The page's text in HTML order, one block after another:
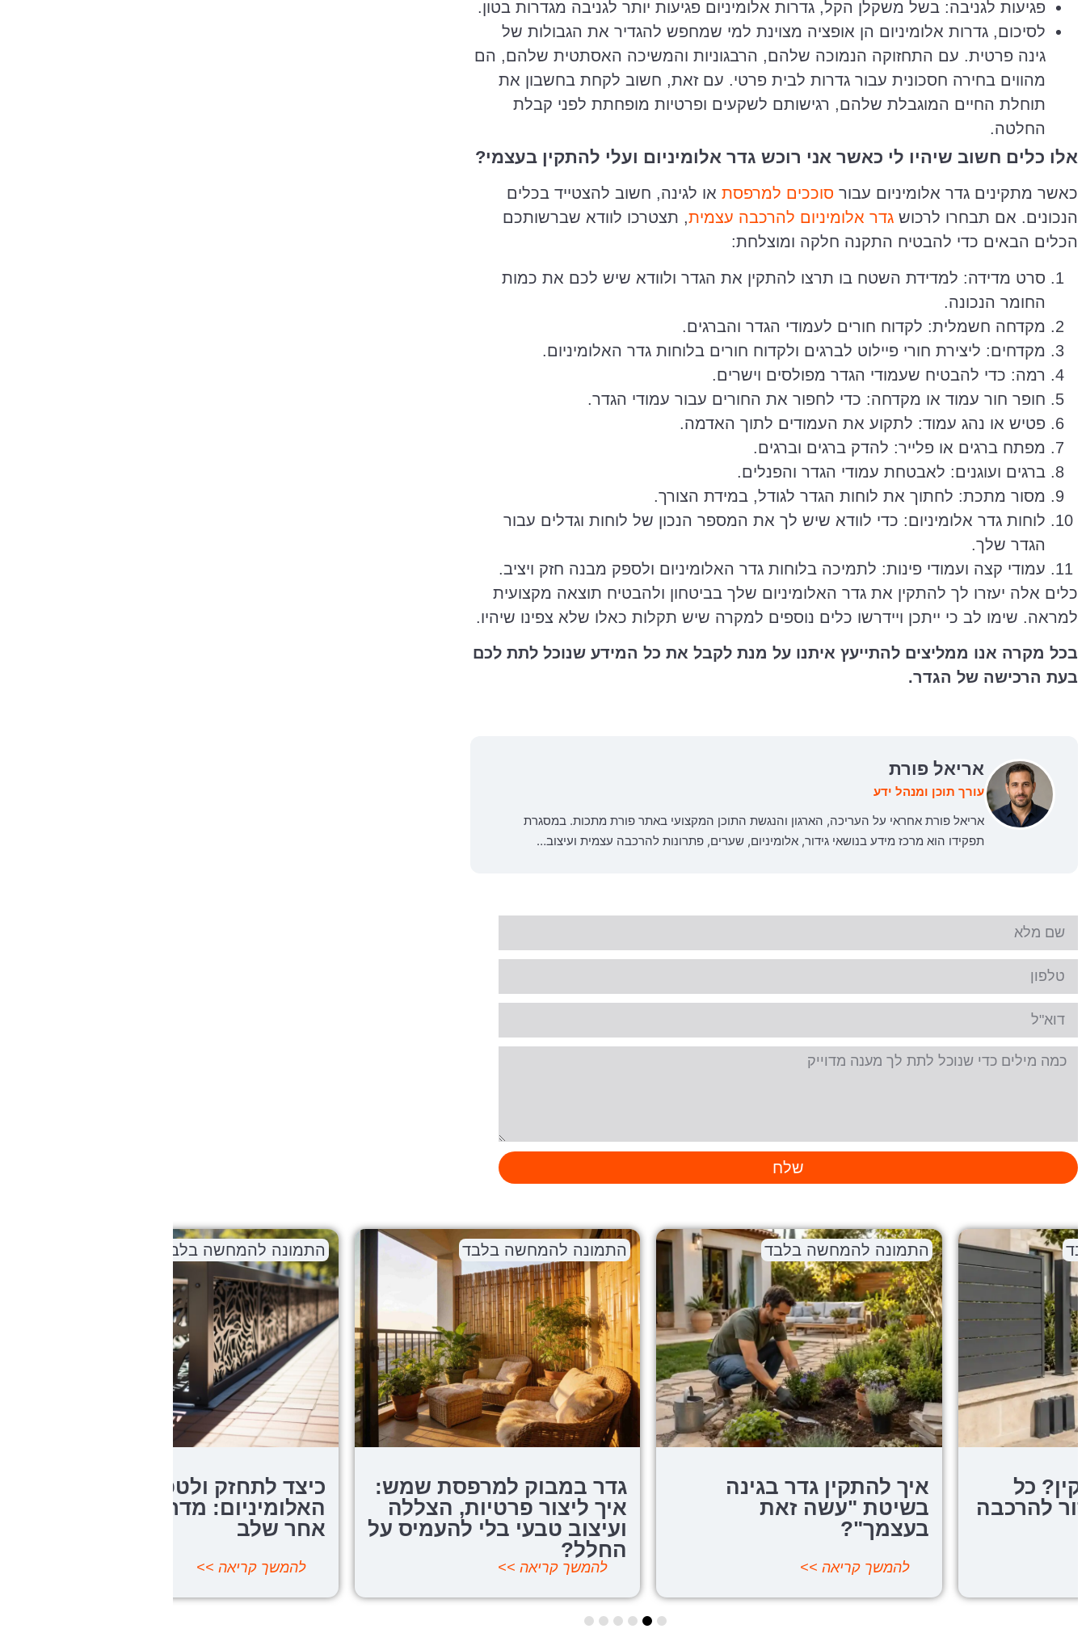
פגיעות לגניבה: בשל משקלן הקל, גדרות אלומיניום פגיעות יותר לגניבה מגדרות בטון.
לסיכום, גדרות אלומיניום הן אופציה מצוינת למי שמחפש להגדיר את הגבולות של
גינה פרטית. עם התחזוקה הנמוכה שלהם, הרבגוניות והמשיכה האסתטית שלהם, הם
מהווים בחירה חסכונית עבור גדרות לבית פרטי. עם זאת, חשוב לקחת בחשבון את
תוחלת החיים המוגבלת שלהם, רגישותם לשקעים ופרטיות מופחתת לפני קבלת
החלטה.
אלו כלים חשוב שיהיו לי כאשר אני רוכש גדר אלומיניום ועלי להתקין בעצמי?
כאשר מתקינים גדר אלומיניום עבור סוככים למרפסת או לגינה, חשוב להצטייד בכלים
הנכונים. אם תבחרו לרכוש גדר אלומיניום להרכבה עצמית, תצטרכו לוודא שברשותכם
הכלים הבאים כדי להבטיח התקנה חלקה ומוצלחת:
סרט מדידה: למדידת השטח בו תרצו להתקין את הגדר ולוודא שיש לכם את כמות
החומר הנכונה.
מקדחה חשמלית: לקדוח חורים לעמודי הגדר והברגים.
מקדחים: ליצירת חורי פיילוט לברגים ולקדוח חורים בלוחות גדר האלומיניום.
רמה: כדי להבטיח שעמודי הגדר מפולסים וישרים.
חופר חור עמוד או מקדחה: כדי לחפור את החורים עבור עמודי הגדר.
פטיש או נהג עמוד: לתקוע את העמודים לתוך האדמה.
מפתח ברגים או פלייר: להדק ברגים וברגים.
ברגים ועוגנים: לאבטחת עמודי הגדר והפנלים.
מסור מתכת: לחתוך את לוחות הגדר לגודל, במידת הצורך.
לוחות גדר אלומיניום: כדי לוודא שיש לך את המספר הנכון של לוחות וגדלים עבור
הגדר שלך.
עמודי קצה ועמודי פינות: לתמיכה בלוחות גדר האלומיניום ולספק מבנה חזק ויציב.
כלים אלה יעזרו לך להתקין את גדר האלומיניום שלך בביטחון ולהבטיח תוצאה מקצועית
למראה. שימו לב כי ייתכן ויידרשו כלים נוספים למקרה שיש תקלות כאלו שלא צפינו שיהיו.
בכל מקרה אנו ממליצים להתייעץ איתנו על מנת לקבל את כל המידע שנוכל לתת לכם
בעת הרכישה של הגדר.
אריאל פורת
עורך תוכן ומנהל ידע
אריאל פורת אחראי על העריכה, הארגון והנגשת התוכן המקצועי באתר פורת מתכות. במסגרת
תפקידו הוא מרכז מידע בנושאי גידור, אלומיניום, שערים, פתרונות להרכבה עצמית ועיצוב…
שלח
התמונה להמחשה בלבד
איך להתקין גדר בגינה
בשיטת "עשה זאת
התמונה להמחשה בלבד
גדר במבוק למרפסת שמש:
איך ליצור פרטיות, הצללה
ועיצוב טבעי בלי להעמיס על
התמונה להמחשה בלבד
כיצד לתחזק ולטפל בגדר
האלומיניום: מדריך שלב
אחר שלב